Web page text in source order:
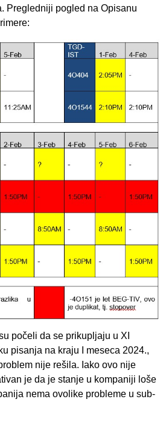
Pregledniji pogled na Opisanu
počeli da se prikupljaju u XI
pisanja na kraju I meseca 2024.,
nije rešila. Iako ovo nije
je da je stanje u kompaniji loše
nema ovolike probleme u sub-